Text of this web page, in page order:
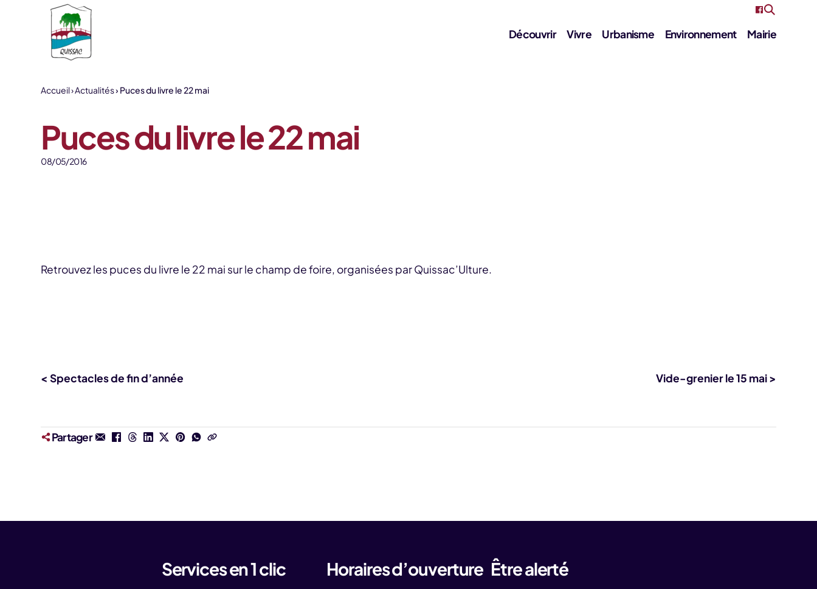
Aller au contenu
Découvrir Vivre Urbanisme Environnement Mairie
Accueil Actualités Puces du livre le 22 mai
Puces du livre le 22 mai
08/05/2016
Retrouvez les puces du livre le 22 mai sur le champ de foire, organisées par Quissac’Ulture.
< Spectacles de fin d’année Vide-grenier le 15 mai >
Partager
Services en 1 clic Horaires d’ouverture Être alerté